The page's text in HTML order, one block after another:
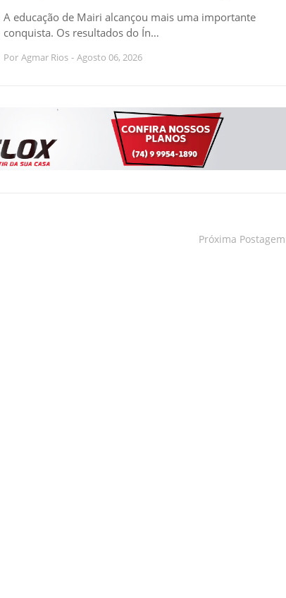
A educação de Mairi alcançou mais uma importante
conquista. Os resultados do Ín…
Por Agmar Rios - Agosto 06, 2026
Próxima Postagem